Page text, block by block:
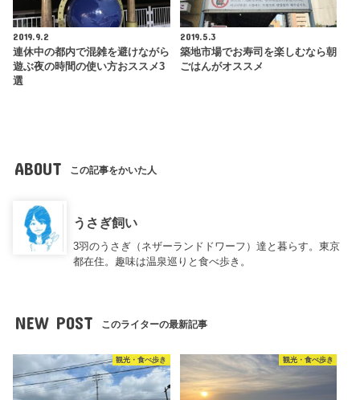
2019.9.2
連休中の都内で混雑を避けながら
遊ぶ夜の時間の使い方おススメ3
選
2019.5.3
築地市場でお寿司を楽しむなら朝
ごはんがオススメ
ABOUT この記事をかいた人
うさぎ飼い
3羽のうさぎ（ネザーランドドワーフ）達と暮らす。東京
都在住。趣味は温泉巡りと食べ歩き。
NEW POST このライターの最新記事
観光・食べ歩き 観光・食べ歩き